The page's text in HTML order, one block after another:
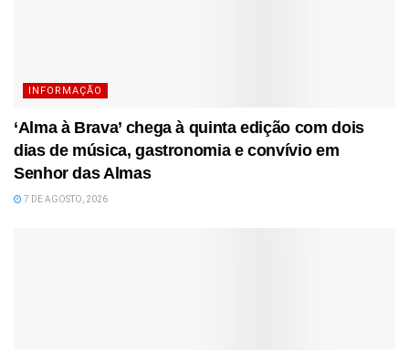
INFORMAÇÃO
‘Alma à Brava’ chega à quinta edição com dois
dias de música, gastronomia e convívio em
Senhor das Almas
7 DE AGOSTO, 2026